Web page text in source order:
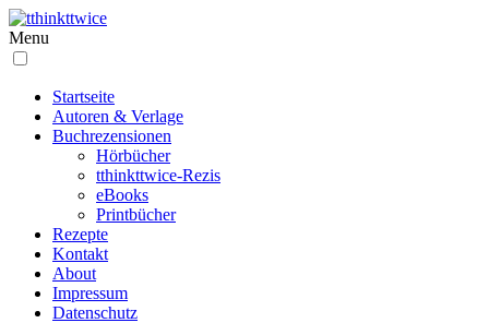
Menu
Startseite
Autoren & Verlage
Buchrezensionen
Hörbücher
tthinkttwice-Rezis
eBooks
Printbücher
Rezepte
Kontakt
About
Impressum
Datenschutz